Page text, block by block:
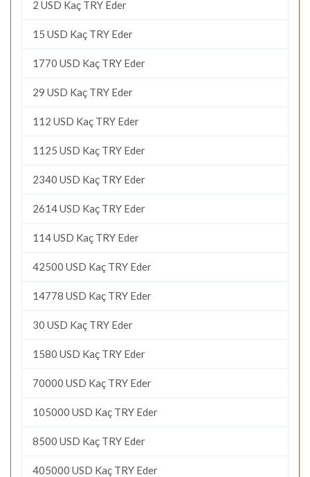
2 USD Kaç TRY Eder
15 USD Kaç TRY Eder
1770 USD Kaç TRY Eder
29 USD Kaç TRY Eder
112 USD Kaç TRY Eder
1125 USD Kaç TRY Eder
2340 USD Kaç TRY Eder
2614 USD Kaç TRY Eder
114 USD Kaç TRY Eder
42500 USD Kaç TRY Eder
14778 USD Kaç TRY Eder
30 USD Kaç TRY Eder
1580 USD Kaç TRY Eder
70000 USD Kaç TRY Eder
105000 USD Kaç TRY Eder
8500 USD Kaç TRY Eder
405000 USD Kaç TRY Eder